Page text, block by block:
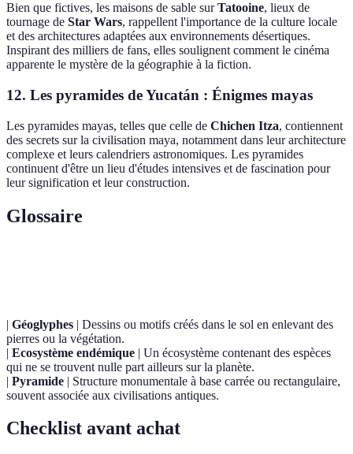
Bien que fictives, les maisons de sable surTatooine, lieux de
tournage de Star Wars, rappellent l'importance de la culture locale
et des architectures adaptées aux environnements désertiques.
Inspirant des milliers de fans, elles soulignent comment le cinéma
apparente le mystère de la géographie à la fiction.
12. Les pyramides de Yucatán : Énigmes mayas
Les pyramides mayas, telles que celle de Chichen Itza, contiennent
des secrets sur la civilisation maya, notamment dans leur architecture
complexe et leurs calendriers astronomiques. Les pyramides
continuent d'être un lieu d'études intensives et de fascination pour
leur signification et leur construction.
Glossaire
| Géoglyphes | Dessins ou motifs créés dans le sol en enlevant des
pierres ou la végétation.
| Ecosystème endémique | Un écosystème contenant des espèces
qui ne se trouvent nulle part ailleurs sur la planète.
| Pyramide | Structure monumentale à base carrée ou rectangulaire,
souvent associée aux civilisations antiques.
Checklist avant achat